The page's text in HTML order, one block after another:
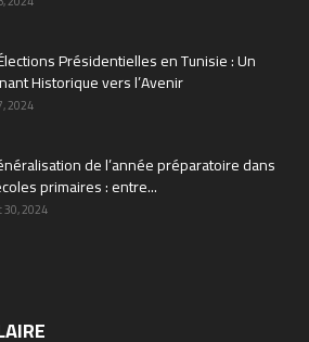
Présidentielles en Tunisie : Un
Historique vers l’Avenir
2024
de l’année préparatoire dans
primaires : entre...
2024